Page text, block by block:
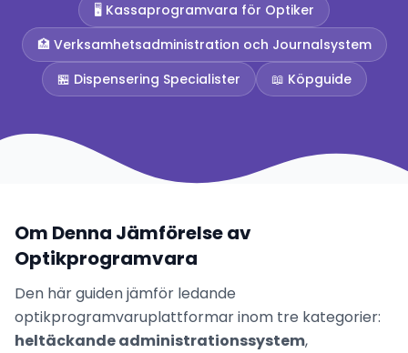
🖥️ Kassaprogramvara för Optiker
🏥 Verksamhetsadministration och Journalsystem
🏪 Dispensering Specialister
📖 Köpguide
Om Denna Jämförelse av
Optikprogramvara
Den här guiden jämför ledande
optikprogramvaruplattformar inom tre kategorier:
heltäckande administrationssystem,